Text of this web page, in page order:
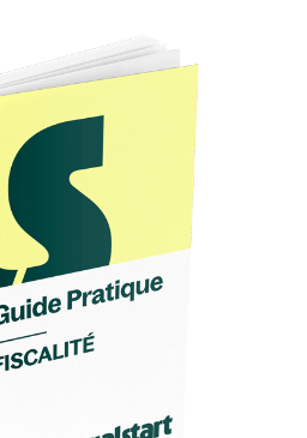
à l’IS.
fiscal pour son entreprise
d'anticiper de
fiscales.